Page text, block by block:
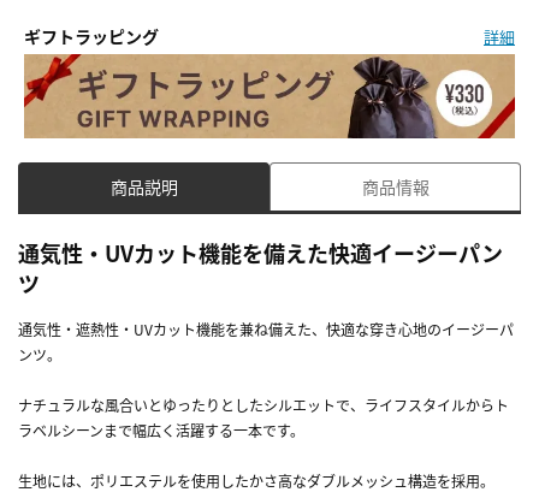
ギフトラッピング 詳細
商品説明 商品情報
通気性・UVカット機能を備えた快適イージーパン
ツ
通気性・遮熱性・UVカット機能を兼ね備えた、快適な穿き心地のイージーパ
ンツ。
ナチュラルな風合いとゆったりとしたシルエットで、ライフスタイルからト
ラベルシーンまで幅広く活躍する一本です。
生地には、ポリエステルを使用したかさ高なダブルメッシュ構造を採用。